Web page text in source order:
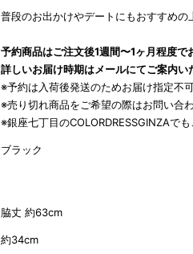
普段のお出かけやデートにもおすすめの
予約商品はご注文後1週間〜1ヶ月程度で
詳しいお届け時期はメールにてご案内い
※予約は入荷後発送のためお届け指定不可
※売り切れ商品をご希望の際はお問い合わ
※銀座七丁目のCOLORDRESSGINZAで
ブラック
脇丈 約63cm
約34cm